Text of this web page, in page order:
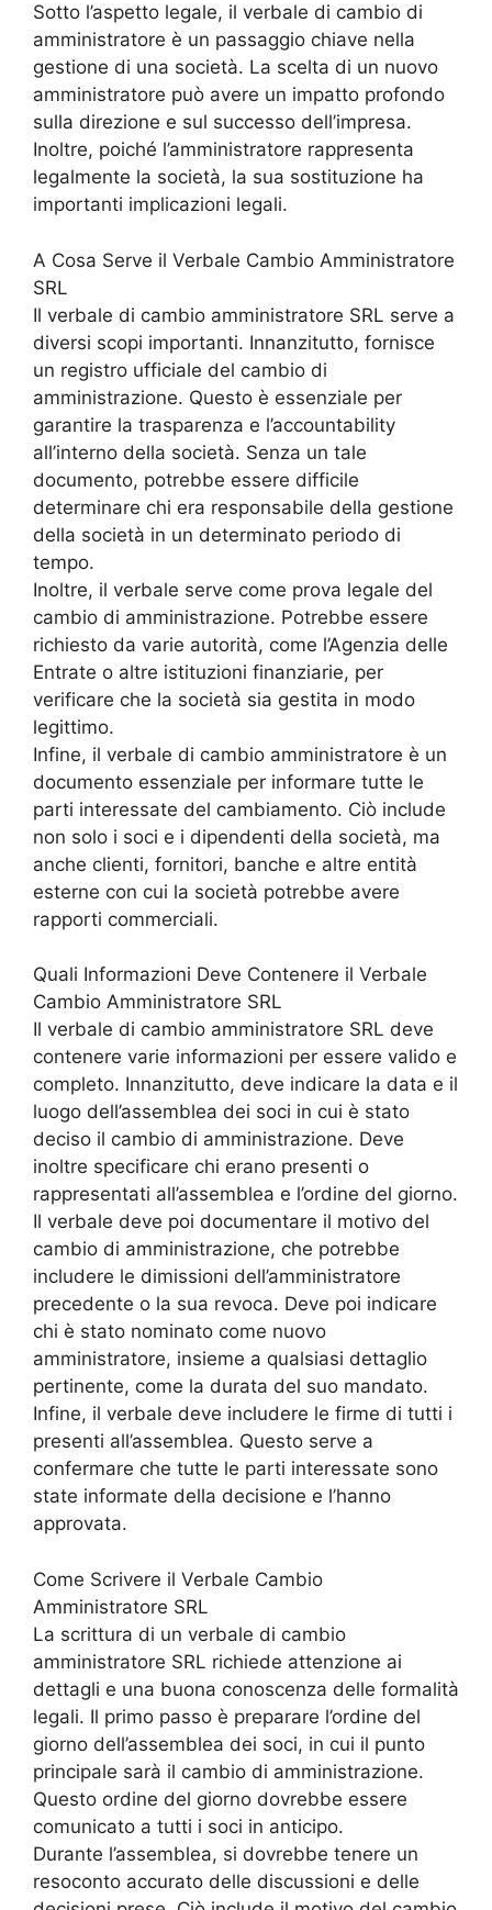
Sotto l’aspetto legale, il verbale di cambio di
amministratore è un passaggio chiave nella
gestione di una società. La scelta di un nuovo
amministratore può avere un impatto profondo
sulla direzione e sul successo dell’impresa.
Inoltre, poiché l’amministratore rappresenta
legalmente la società, la sua sostituzione ha
importanti implicazioni legali.
A Cosa Serve il Verbale Cambio Amministratore
SRL
Il verbale di cambio amministratore SRL serve a
diversi scopi importanti. Innanzitutto, fornisce
un registro ufficiale del cambio di
amministrazione. Questo è essenziale per
garantire la trasparenza e l’accountability
all’interno della società. Senza un tale
documento, potrebbe essere difficile
determinare chi era responsabile della gestione
della società in un determinato periodo di
tempo.
Inoltre, il verbale serve come prova legale del
cambio di amministrazione. Potrebbe essere
richiesto da varie autorità, come l’Agenzia delle
Entrate o altre istituzioni finanziarie, per
verificare che la società sia gestita in modo
legittimo.
Infine, il verbale di cambio amministratore è un
documento essenziale per informare tutte le
parti interessate del cambiamento. Ciò include
non solo i soci e i dipendenti della società, ma
anche clienti, fornitori, banche e altre entità
esterne con cui la società potrebbe avere
rapporti commerciali.
Quali Informazioni Deve Contenere il Verbale
Cambio Amministratore SRL
Il verbale di cambio amministratore SRL deve
contenere varie informazioni per essere valido e
completo. Innanzitutto, deve indicare la data e il
luogo dell’assemblea dei soci in cui è stato
deciso il cambio di amministrazione. Deve
inoltre specificare chi erano presenti o
rappresentati all’assemblea e l’ordine del giorno.
Il verbale deve poi documentare il motivo del
cambio di amministrazione, che potrebbe
includere le dimissioni dell’amministratore
precedente o la sua revoca. Deve poi indicare
chi è stato nominato come nuovo
amministratore, insieme a qualsiasi dettaglio
pertinente, come la durata del suo mandato.
Infine, il verbale deve includere le firme di tutti i
presenti all’assemblea. Questo serve a
confermare che tutte le parti interessate sono
state informate della decisione e l’hanno
approvata.
Come Scrivere il Verbale Cambio
Amministratore SRL
La scrittura di un verbale di cambio
amministratore SRL richiede attenzione ai
dettagli e una buona conoscenza delle formalità
legali. Il primo passo è preparare l’ordine del
giorno dell’assemblea dei soci, in cui il punto
principale sarà il cambio di amministrazione.
Questo ordine del giorno dovrebbe essere
comunicato a tutti i soci in anticipo.
Durante l’assemblea, si dovrebbe tenere un
resoconto accurato delle discussioni e delle